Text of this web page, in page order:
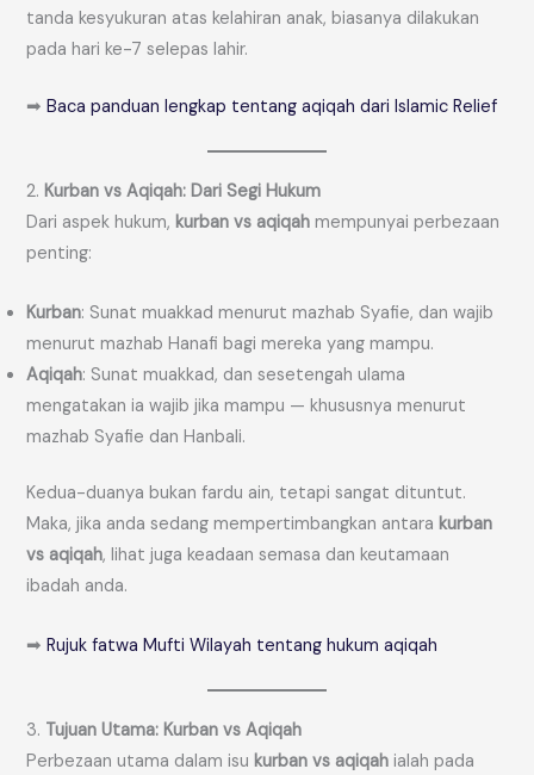
tanda kesyukuran atas kelahiran anak, biasanya dilakukan
pada hari ke-7 selepas lahir.
➡Baca panduan lengkap tentang aqiqah dari Islamic Relief
2.Kurban vs Aqiqah: Dari Segi Hukum
Dari aspek hukum,kurban vs aqiqah mempunyai perbezaan
penting:
Kurban: Sunat muakkad menurut mazhab Syafie, dan wajib
menurut mazhab Hanafi bagi mereka yang mampu.
Aqiqah: Sunat muakkad, dan sesetengah ulama
mengatakan ia wajib jika mampu — khususnya menurut
mazhab Syafie dan Hanbali.
Kedua-duanya bukan fardu ain, tetapi sangat dituntut.
Maka, jika anda sedang mempertimbangkan antarakurban
vs aqiqah, lihat juga keadaan semasa dan keutamaan
ibadah anda.
➡Rujuk fatwa Mufti Wilayah tentang hukum aqiqah
3. Tujuan Utama: Kurban vs Aqiqah
Perbezaan utama dalam isukurban vs aqiqah ialah pada